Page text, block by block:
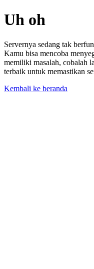
Uh oh
Servernya sedang tak
Kamu bisa mencoba
memiliki masalah, cobalah
terbaik untuk memastikan
Kembali ke beranda